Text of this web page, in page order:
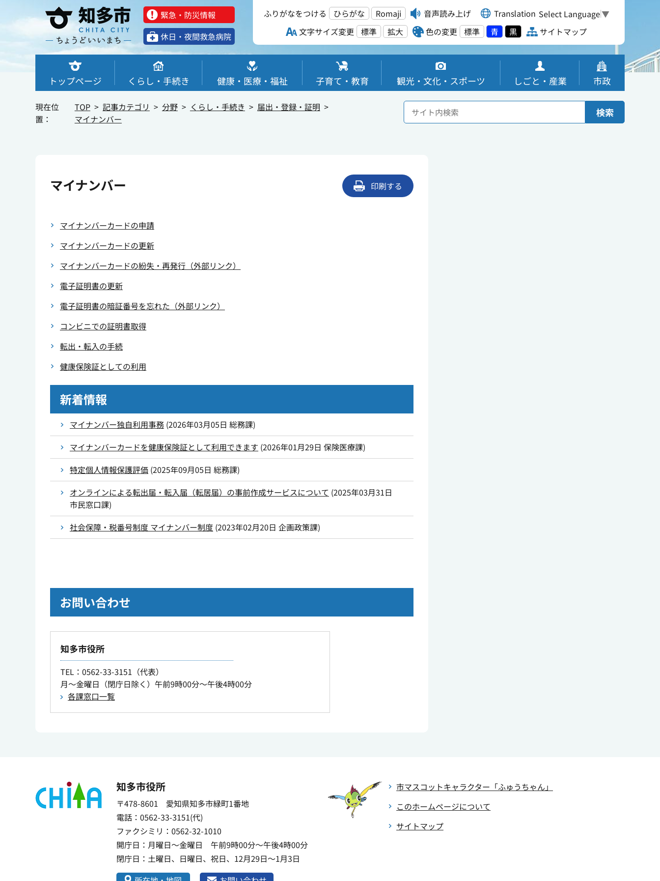
緊急・防災情報
休⽇・夜間救急病院
ふりがなをつける ひらがな Romaji 音声読み上げ Translation Select Language▼
文字サイズ変更
標準 拡大 色の変更 標準 青 黒 サイトマップ
トップページ くらし・手続き 健康・医療・福祉 子育て・教育 観光・文化・スポーツ しごと・産業 市政
現在位
置：
TOP 記事カテゴリ 分野 くらし・手続き
届出・登録・証明
マイナンバー
検索
マイナンバー 印刷する
マイナンバーカードの申請
マイナンバーカードの更新
マイナンバーカードの紛失・再発行（外部リンク）
電子証明書の更新
電子証明書の暗証番号を忘れた（外部リンク）
コンビニでの証明書取得
転出・転入の手続
健康保険証としての利用
新着情報
マイナンバー独自利用事務 (2026年03月05日 総務課)
マイナンバーカードを健康保険証として利用できます (2026年01月29日 保険医療課)
特定個人情報保護評価 (2025年09月05日 総務課)
オンラインによる転出届・転入届（転居届）の事前作成サービスについて (2025年03月31日
市民窓口課)
社会保障・税番号制度 マイナンバー制度 (2023年02月20日 企画政策課)
お問い合わせ
知多市役所
TEL ：0562-33-3151（代表）
月～金曜日（閉庁日除く）午前9時00分～午後4時00分
各課窓口一覧
知多市役所
〒478-8601 愛知県知多市緑町1番地
電話：0562-33-3151(代)
ファクシミリ：0562-32-1010
開庁日：月曜日～金曜日 午前9時00分～午後4時00分
閉庁日：土曜日、日曜日、祝日、12月29日～1月3日
市マスコットキャラクター 「ふゅうちゃん」
このホームページについて
サイトマップ